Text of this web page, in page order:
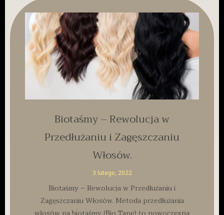
Biotaśmy – Rewolucja w
Przedłużaniu i Zagęszczaniu
Włosów.
3 lutego, 2022
Biotaśmy – Rewolucja w Przedłużaniu i
Zagęszczaniu Włosów. Metoda przedłużania